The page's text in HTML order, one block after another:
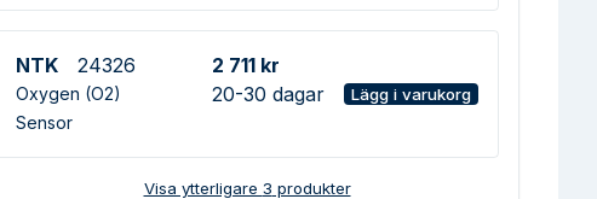
NTK 24326
Oxygen (O2)
Sensor
2 711 kr
20-30 dagar
Lägg i varukorg
Visa ytterligare 3 produkter